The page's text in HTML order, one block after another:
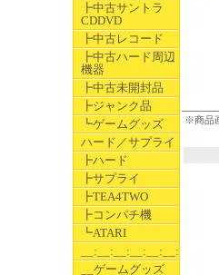
┣中古サントラ
CDDVD
┣中古レコード
┣中古ハード周辺
機器
┣中古未開封品
┣ジャンク品
┗ゲームグッズ
ハード／サプライ
┣ハード
┣サプライ
┣TEA4TWO
┣コンパチ機
┗ATARI
__:__:__:__:__:__:__
__ゲームグッズ
※商品